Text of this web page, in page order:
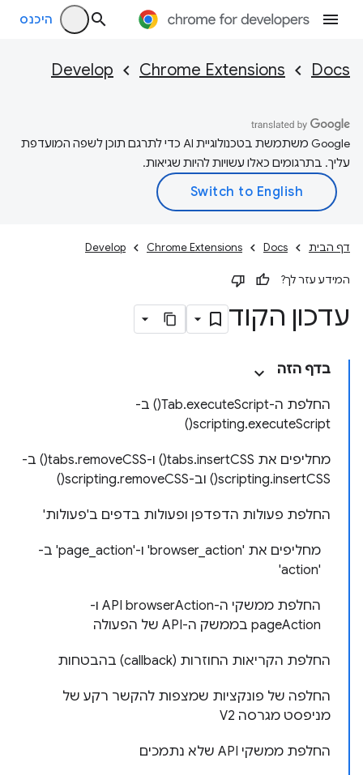
היכנס
Docs
Chrome Extensions
Develop
‫Google משתמשת בטכנולוגיית AI כדי לתרגם תוכן לשפה המועדפת
עליך. בתרגומים כאלו עשויות להיות שגיאות.
דף הבית Docs
Chrome Extensions
Develop
המידע עזר לך?
עדכון הקוד
בדף הזה
החלפת ה-Tab.executeScript() ב-
scripting.executeScript()
מחליפים את tabs.insertCSS() ו-tabs.removeCSS() ב-
scripting.insertCSS() וב-scripting.removeCSS()
החלפת פעולות הדפדפן ופעולות בדפים ב'פעולות'
מחליפים את 'browser_action' ו-'page_action' ב-
'action'
החלפת ממשקי ה-API browserAction ו-
pageAction בממשק ה-API של הפעולה
החלפת הקריאות החוזרות (callback) בהבטחות
החלפה של פונקציות שמצפות להקשר רקע של
מניפסט מגרסה V2
החלפת ממשקי API שלא נתמכים